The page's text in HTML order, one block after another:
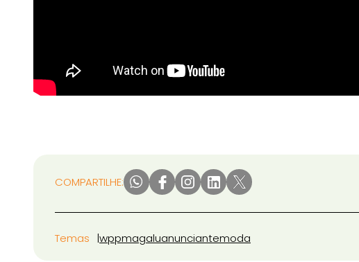
COMPARTILHE:
Temas wppmagaluanunciantemoda